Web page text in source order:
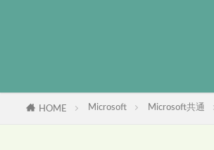
HOME Microsoft Microsoft共通